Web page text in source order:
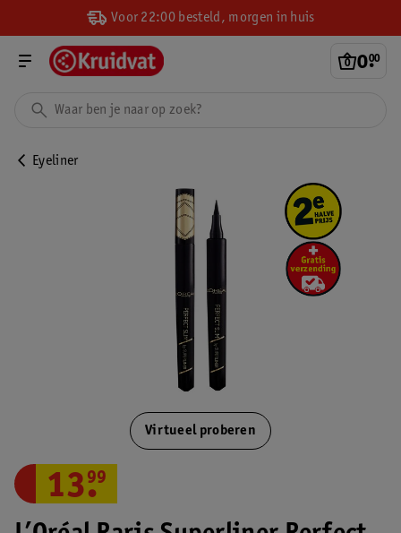
Voor 22:00 besteld, morgen in huis
0.
00
Eyeliner
Virtueel proberen
13.
99